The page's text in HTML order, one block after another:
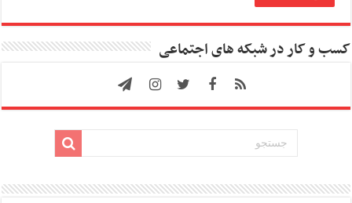
کسب و کار در شبکه های اجتماعی